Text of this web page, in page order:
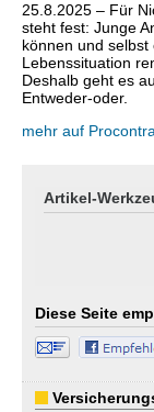
25.8.2025 – Für
steht fest: Junge
können und
Lebenssituation
Deshalb geht es
Entweder-oder.
mehr auf Procontra
Artikel-
Diese Seite